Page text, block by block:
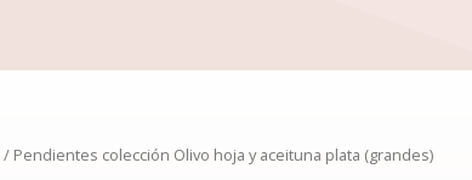
/ Pendientes colección Olivo hoja y aceituna plata (grandes)